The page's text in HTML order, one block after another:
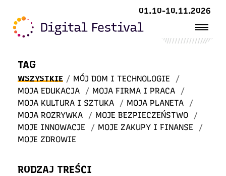
01.10-10.11.2026
w STREFIE WIEDZY
TAG
WSZYSTKIE / MÓJ DOM I TECHNOLOGIE
/
MOJA EDUKACJA
/ MOJA FIRMA I PRACA
/
MOJA KULTURA I SZTUKA
/ MOJA PLANETA
/
MOJA ROZRYWKA
/ MOJE BEZPIECZEŃSTWO
/
MOJE INNOWACJE
/ MOJE ZAKUPY I FINANSE
/
MOJE ZDROWIE
RODZAJ TREŚCI